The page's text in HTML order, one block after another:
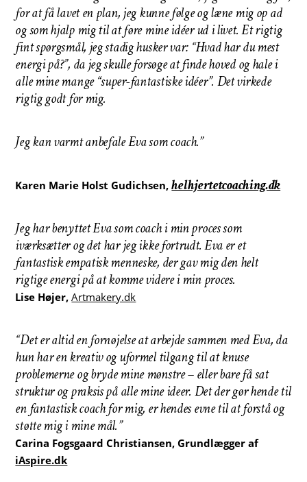
for at få lavet en plan, jeg kunne følge og læne mig op ad
og som hjalp mig til at føre mine idéer ud i livet. Et rigtig
fint spørgsmål, jeg stadig husker var: “Hvad har du mest
energi på?”, da jeg skulle forsøge at finde hoved og hale i
alle mine mange “super-fantastiske idéer”. Det virkede
rigtig godt for mig.
Jeg kan varmt anbefale Eva som coach.”
Karen Marie Holst Gudichsen,helhjertetcoaching.dk
Jeg har benyttet Eva som coach i min proces som
iværksætter og det har jeg ikke fortrudt. Eva er et
fantastisk empatisk menneske, der gav mig den helt
rigtige energi på at komme videre i min proces.
Lise Højer,Artmakery.dk
“Det er altid en fornøjelse at arbejde sammen med Eva, da
hun har en kreativ og uformel tilgang til at knuse
problemerne og bryde mine mønstre – eller bare få sat
struktur og praksis på alle mine ideer. Det der gør hende til
en fantastisk coach for mig, er hendes evne til at forstå og
støtte mig i mine mål.”
Carina Fogsgaard Christiansen, Grundlægger af
iAspire.dk